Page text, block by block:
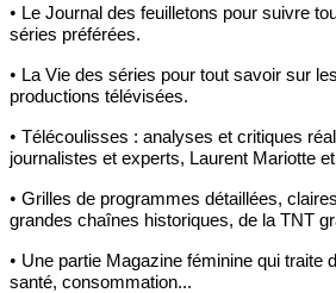
• Le Journal des feuilletons pour suivre
séries préférées.
• La Vie des séries pour tout savoir sur
productions télévisées.
• Télécoulisses : analyses et critiques
journalistes et experts, Laurent Mariotte
• Grilles de programmes détaillées,
grandes chaînes historiques, de la TNT
• Une partie Magazine féminine qui traite
santé, consommation...